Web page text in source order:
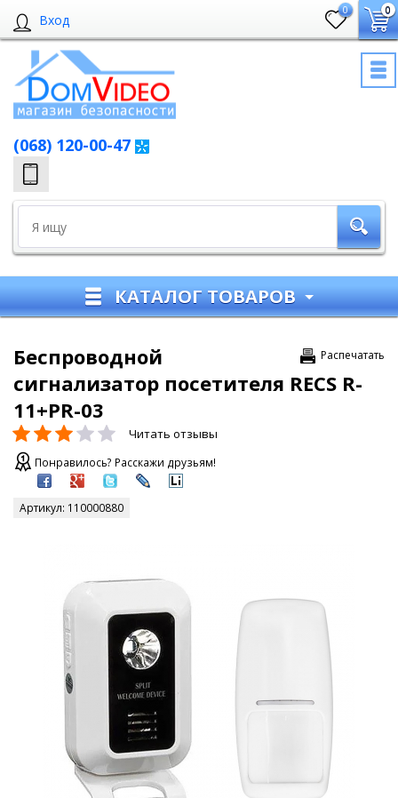
Вход
0 0
(068) 120-00-47
КАТАЛОГ ТОВАРОВ
Распечатать
Беспроводной
сигнализатор посетителя RECS R-
11+PR-03
Читать отзывы
Понравилось? Расскажи друзьям!
Артикул: 110000880